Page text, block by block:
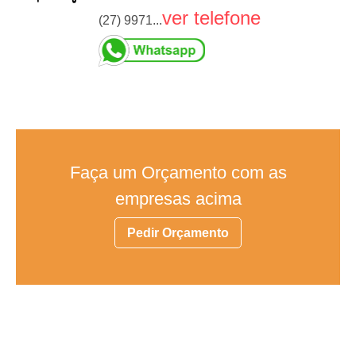
(27) 9971...ver telefone
Faça um Orçamento com as
empresas acima
Pedir Orçamento